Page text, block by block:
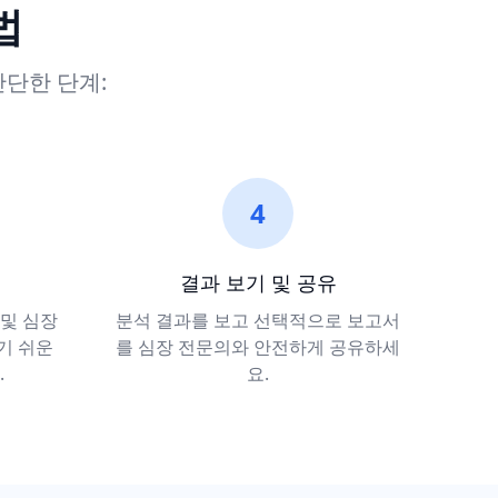
한 단계:
심장
쉬운
4
결과 보기 및 공유
분석 결과를 보고 선택적으로 보고서
를 심장 전문의와 안전하게 공유하세
요.